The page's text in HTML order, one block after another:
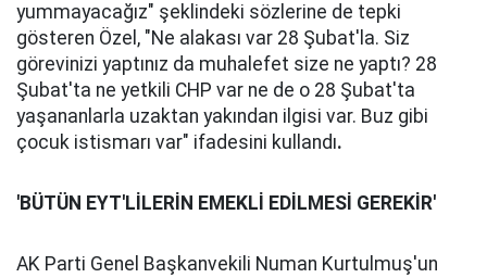
yummayacağız" şeklindeki sözlerine de tepki
gösteren Özel, "Ne alakası var 28 Şubat'la. Siz
görevinizi yaptınız da muhalefet size ne yaptı? 28
Şubat'ta ne yetkili CHP var ne de o 28 Şubat'ta
yaşananlarla uzaktan yakından ilgisi var. Buz gibi
çocuk istismarı var" ifadesini kullandı.
'BÜTÜN EYT'LİLERİN EMEKLİ EDİLMESİ GEREKİR'
AK Parti Genel Başkanvekili Numan Kurtulmuş'un